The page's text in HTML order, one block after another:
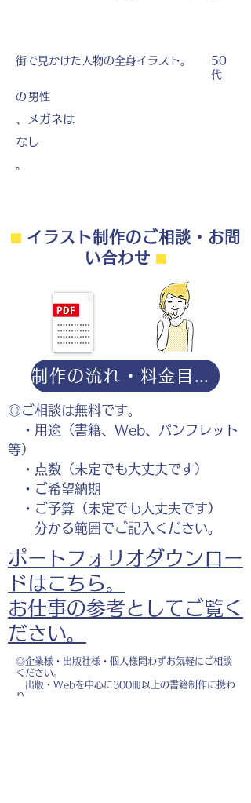
街で見かけた人物の全身イラスト。
50
代
の 男性
、メガネは
なし
。
⬛︎イラスト制作のご相談・お問
い合わせ ⬛︎
◎ご相談は無料です。
・用途（書籍、Web、パンフレット
等）
・点数（未定でも大丈夫です）
・ご希望納期
・ご予算（未定でも大丈夫です）
分かる範囲でご記入ください。
ポートフォリオダウンロー
ドはこちら。
お仕事の参考としてご覧く
ださい。
◎企業様・出版社様・個人様問わずお気軽にご相談
ください。
出版・Webを中心に300冊以上の書籍制作に携わ
り、